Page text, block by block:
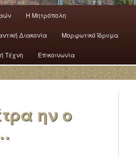
H Mητρόπολη
Διακονία Μορφωτικό Ίδρυμα
Τέχνη Επικοινωνία
ην ο